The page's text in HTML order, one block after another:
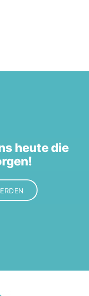
heute die